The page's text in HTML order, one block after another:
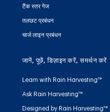
टैंक स्तर गेज
तलछट प्रबंधन
चार्ज लाइन प्रबंधन
जानें, पूछें, डिज़ाइन करें, समर्थन करें
Learn with Rain Harvesting™
Ask Rain Harvesting™
Designed by Rain Harvesting™